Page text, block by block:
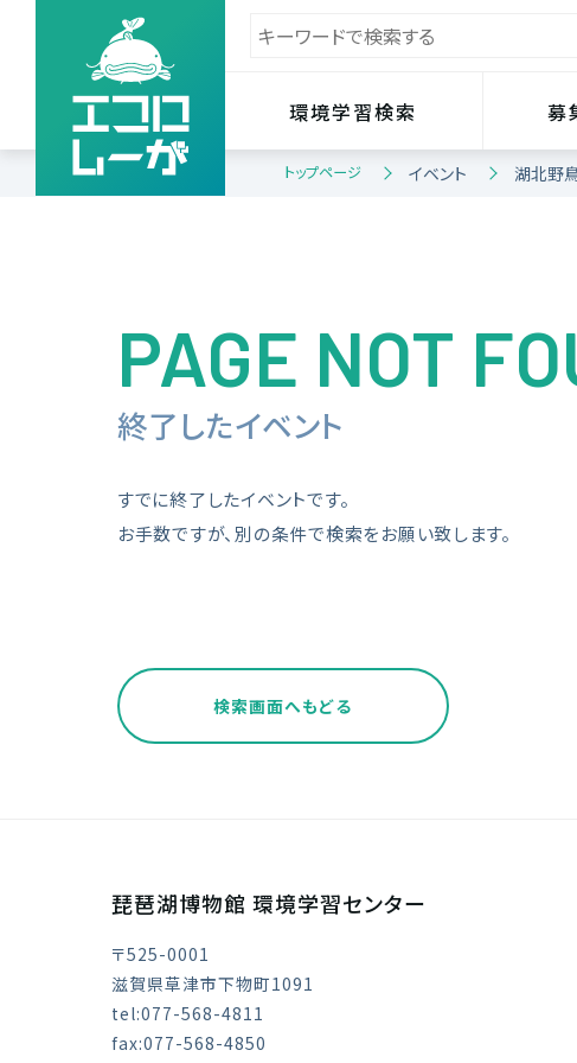
環境学習検索 募
トップページ イベント 湖北野
PAGE NOT
終了したイベント
すでに終了したイベントです。
お手数ですが、別の条件で検索をお願い致します。
検索画面へもどる
琵琶湖博物館 環境学習センター
〒525-0001
滋賀県草津市下物町1091
tel:077-568-4811
fax:077-568-4850